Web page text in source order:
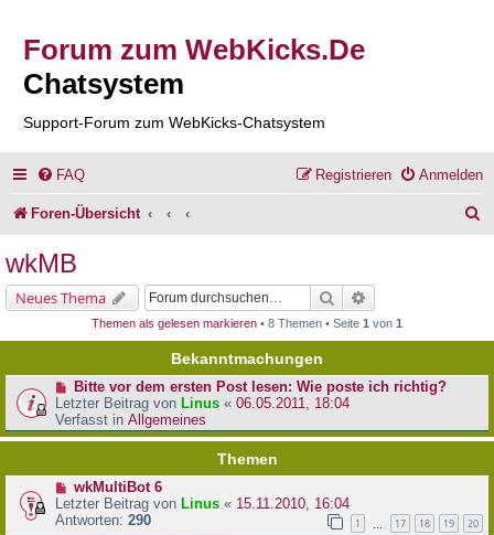
Forum zum WebKicks.De
Chatsystem
Support-Forum zum WebKicks-Chatsystem
FAQ Anmelden
Registrieren
Foren-Übersicht
e
wkMB
Neues Thema Suche
Themen als gelesen markieren • 8 Themen • Seite 1 von 1
Bekanntmachungen
Bitte vor dem ersten Post lesen: Wie poste ich richtig?
Letzter Beitrag von Linus « 06.05.2011, 18:04
Verfasst in Allgemeines
Themen
wkMultiBot 6
Letzter Beitrag von Linus « 15.11.2010, 16:04
Antworten: 290 1 17 18 19 20